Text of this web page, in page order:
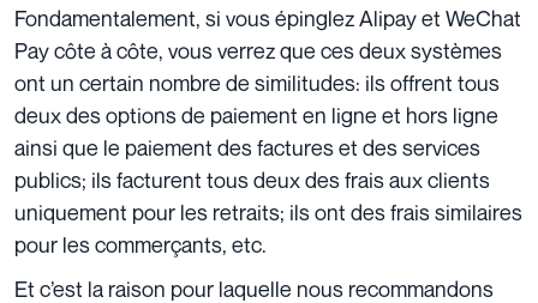
Fondamentalement, si vous épinglez Alipay et WeChat
Pay côte à côte, vous verrez que ces deux systèmes
ont un certain nombre de similitudes: ils offrent tous
deux des options de paiement en ligne et hors ligne
ainsi que le paiement des factures et des services
publics; ils facturent tous deux des frais aux clients
uniquement pour les retraits; ils ont des frais similaires
pour les commerçants, etc.
Et c’est la raison pour laquelle nous recommandons